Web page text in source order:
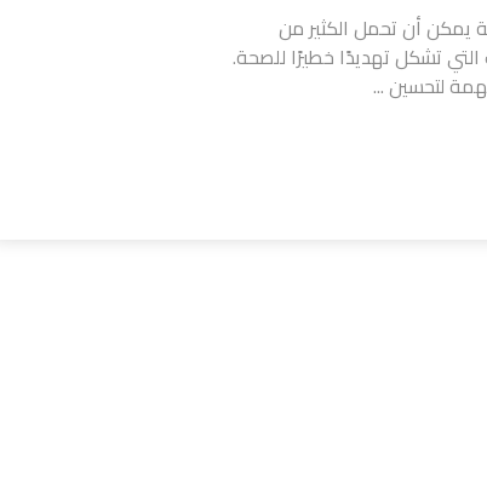
يمكن أن تحمل الكثير من
التي تشكل تهديدًا خطيرًا للصحة.
لتحسين ...